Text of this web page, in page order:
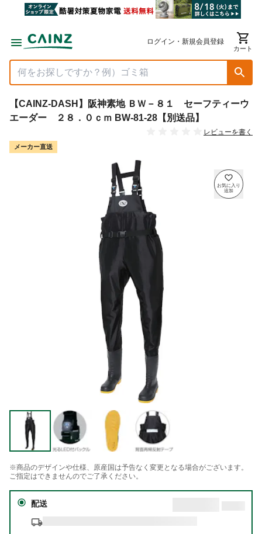
ログイン・新規会員登録
カート
【CAINZ-DASH】阪神素地 ＢＷ－８１ セーフティーウ
エーダー ２８．０ｃｍ BW-81-28【別送品】
レビューを書く
メーカー直送
※商品のデザインや仕様、原産国は予告なく変更となる場合がございます。
ご指定はできませんのでご了承ください。
配送